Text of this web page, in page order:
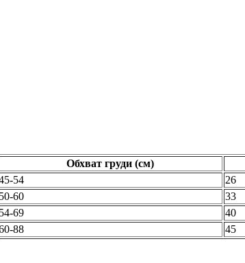
Обхват груди (см)
54
26
50-60
33
54-69
40
88 45